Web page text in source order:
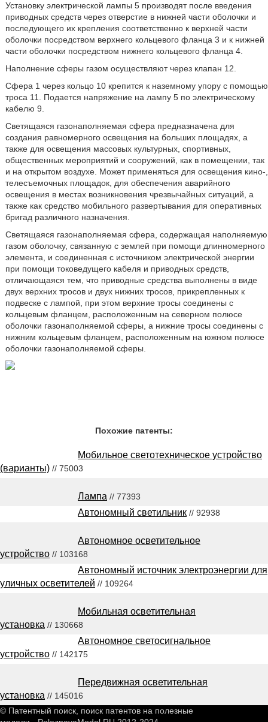
Установку электрической лампы 5 производят после введения
приводных средств через отверстие в нижней части оболочки и
последующего их крепления соответственно к верхней части
оболочки посредством верхнего кольцевого фланца 3 и к нижней
части оболочки посредством нижнего кольцевого фланца 4.
Наполнение сферы газом осуществляют через клапан 12.
Сфера 1 через кольцо 10 крепится к наземному упору с помощью
троса 11. Подается напряжение на лампу 5 по электрическому
кабелю 9.
Светящаяся газонаполняемая сфера предназначена для
создания равномерного освещения на больших площадях, а
также для освещения массовых культурных, спортивных,
общественных мероприятий и сооружений, как в помещении, так
и на открытом воздухе. Может применяться для освещения кино-,
телесъемочных площадок, для обеспечения аварийного
освещения в местах возникновения чрезвычайных ситуаций, а
также как средство мобильного развертывания для оперативных
бригад различного назначения.
Светящаяся газонаполняемая сфера, содержащая наполняемую
газом оболочку, связанную с землей при помощи длинномерного
элемента, и соединенная с источником электрической энергии
при помощи токоведущего кабеля и приводных средств,
отличающаяся тем, что приводные средства выполнены в виде
двух верхних тросов и двух нижних тросов, прикрепленных к
подвеске с лампой, при этом верхние тросы соединены с
кольцевым фланцем, расположенным на северном полюсе
оболочки газонаполняемой сферы, а нижние тросы соединены с
нижним кольцевым фланцем, расположенным на южном полюсе
оболочки газонаполняемой сферы.
Похожие патенты:
Мобильное светотехническое устройство
(варианты) // 75003
Лампа // 77393
Автономный светильник // 92938
Автономное осветительное
устройство // 103168
Автономный источник электроэнергии для
уличных осветителей // 109264
Мобильная осветительная
установка // 130668
Автономное светосигнальное
устройство // 142175
Передвижная осветительная
установка // 145016
© Патентный поиск, поиск патентов на полезные